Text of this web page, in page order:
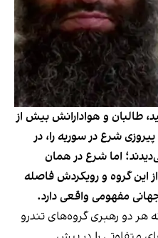
طالبان و هوادارانش بیش از
شرع در سوریه را، در
اما شرع در همان
این گروه و رویکردش فاصله
مفهومی واقعی دارد.
هر دو رهبری گروه‌های تندرو